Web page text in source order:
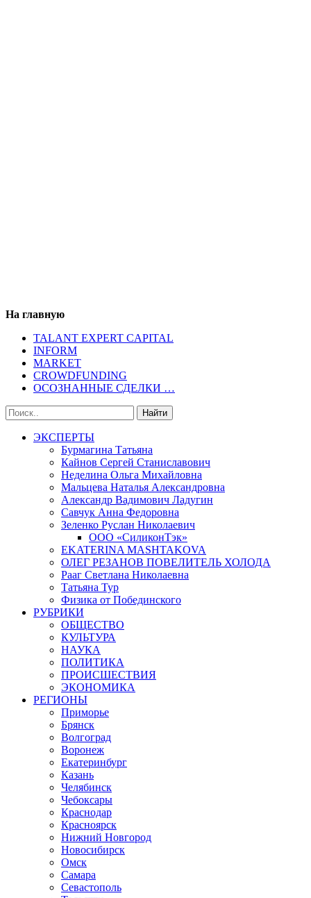
На главную
TALANT EXPERT CAPITAL
INFORM
MARKET
CROWDFUNDING
ОСОЗНАННЫЕ СДЕЛКИ …
ЭКСПЕРТЫ
Бурмагина Татьяна
Кайнов Сергей Станиславович
Неделина Ольга Михайловна
Мальцева Наталья Александровна
Александр Вадимович Ладугин
Савчук Анна Федоровна
Зеленко Руслан Николаевич
ООО «СиликонТэк»
EKATERINA MASHTAKOVA
ОЛЕГ РЕЗАНОВ ПОВЕЛИТЕЛЬ ХОЛОДА
Рааг Светлана Николаевна
Татьяна Тур
Физика от Побединского
РУБРИКИ
ОБЩЕСТВО
КУЛЬТУРА
НАУКА
ПОЛИТИКА
ПРОИСШЕСТВИЯ
ЭКОНОМИКА
РЕГИОНЫ
Приморье
Брянск
Волгоград
Воронеж
Екатеринбург
Казань
Челябинск
Чебоксары
Краснодар
Красноярск
Нижний Новгород
Новосибирск
Омск
Самара
Севастополь